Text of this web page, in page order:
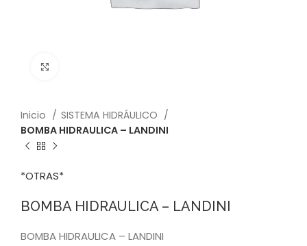
Inicio
SISTEMA HIDRÁULICO
BOMBA HIDRAULICA – LANDINI
*OTRAS*
BOMBA HIDRAULICA – LANDINI
BOMBA HIDRAULICA – LANDINI